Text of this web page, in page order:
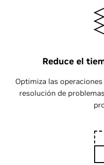
Reduce el
Optimiza las
resolución de